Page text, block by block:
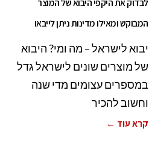
לבדוק את היקפי היבוא של המוצר
המבוקש ומאילו מדינות ניתן לייבאו
יבוא לישראל – מה ומי? היבוא
של מוצרים שונים לישראל גדל
במספרים עצומים מדי שנה
וחשוב להכיר
קרא עוד ←